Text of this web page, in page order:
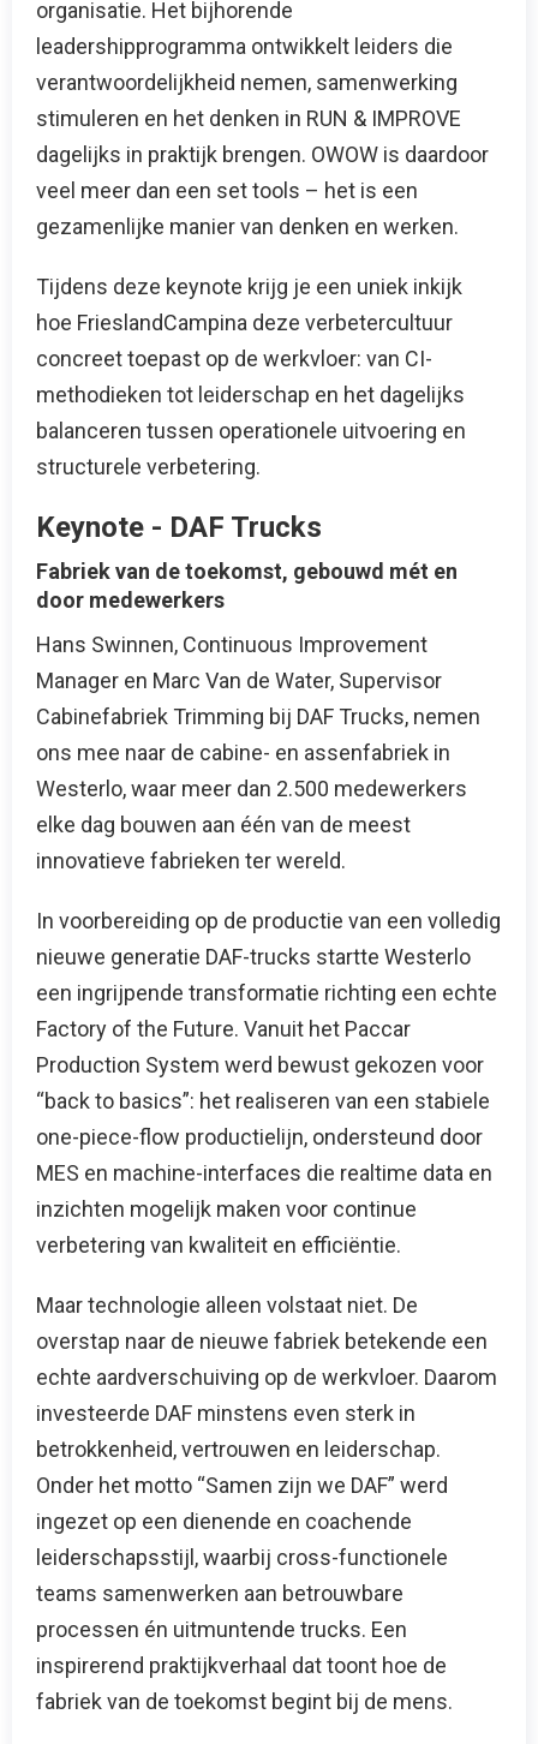
organisatie. Het bijhorende
leadershipprogramma ontwikkelt leiders die
verantwoordelijkheid nemen, samenwerking
stimuleren en het denken in RUN & IMPROVE
dagelijks in praktijk brengen. OWOW is daardoor
veel meer dan een set tools – het is een
gezamenlijke manier van denken en werken.
Tijdens deze keynote krijg je een uniek inkijk
hoe FrieslandCampina deze verbetercultuur
concreet toepast op de werkvloer: van CI-
methodieken tot leiderschap en het dagelijks
balanceren tussen operationele uitvoering en
structurele verbetering.
Keynote - DAF Trucks
Fabriek van de toekomst, gebouwd mét en
door medewerkers
Hans Swinnen, Continuous Improvement
Manager en Marc Van de Water, Supervisor
Cabinefabriek Trimming bij DAF Trucks, nemen
ons mee naar de cabine- en assenfabriek in
Westerlo, waar meer dan 2.500 medewerkers
elke dag bouwen aan één van de meest
innovatieve fabrieken ter wereld.
In voorbereiding op de productie van een volledig
nieuwe generatie DAF-trucks startte Westerlo
een ingrijpende transformatie richting een echte
Factory of the Future. Vanuit het Paccar
Production System werd bewust gekozen voor
“back to basics”: het realiseren van een stabiele
one-piece-flow productielijn, ondersteund door
MES en machine-interfaces die realtime data en
inzichten mogelijk maken voor continue
verbetering van kwaliteit en efficiëntie.
Maar technologie alleen volstaat niet. De
overstap naar de nieuwe fabriek betekende een
echte aardverschuiving op de werkvloer. Daarom
investeerde DAF minstens even sterk in
betrokkenheid, vertrouwen en leiderschap.
Onder het motto “Samen zijn we DAF” werd
ingezet op een dienende en coachende
leiderschapsstijl, waarbij cross-functionele
teams samenwerken aan betrouwbare
processen én uitmuntende trucks. Een
inspirerend praktijkverhaal dat toont hoe de
fabriek van de toekomst begint bij de mens.